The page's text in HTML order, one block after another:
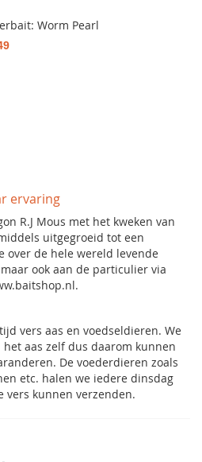
ervaring
R.J Mous met het kweken van
uitgegroeid tot een
over de hele wereld levende
ook aan de particulier via
vers aas en voedseldieren. We
aas zelf dus daarom kunnen
De voederdieren zoals
etc. halen we iedere dinsdag
vers kunnen verzenden.
Worm Pearl